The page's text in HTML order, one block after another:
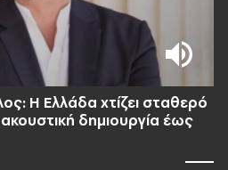
Η Ελλάδα χτίζει σταθερό
δημιουργία έως